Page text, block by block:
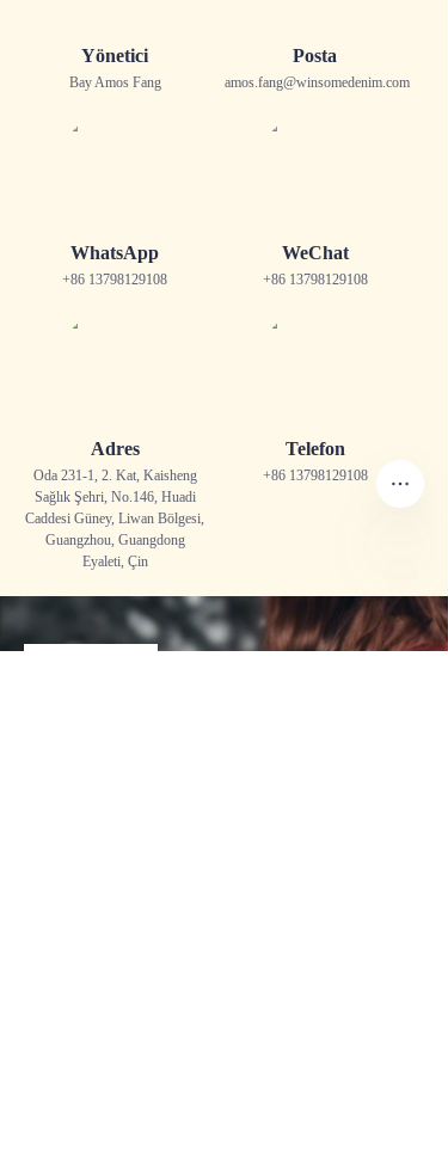
Yönetici
Bay Amos Fang
Posta
amos.fang@winsomedenim.com
WhatsApp
+86 13798129108
WeChat
+86 13798129108
Adres
Oda 231-1, 2. Kat, Kaisheng
Sağlık Şehri, No.146, Huadi
Caddesi Güney,Liwan Bölgesi,
Guangzhou, Guangdong
Eyaleti, Çin
Telefon
+86 13798129108